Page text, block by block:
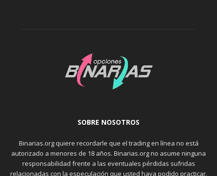
SOBRE NOSOTROS
Binarias.org quiere recordarle que el trading en línea no está
autorizado a menores de 18 años. Binarias.org no asume ninguna
responsabilidad frente a las eventuales pérdidas sufridas
relacionadas con la especulación que usted haya podido practicar.